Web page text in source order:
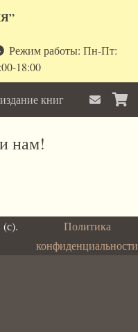
Режим работы: Пн-Пт:
18:00
книг
нам!
Политика
конфиденциальности